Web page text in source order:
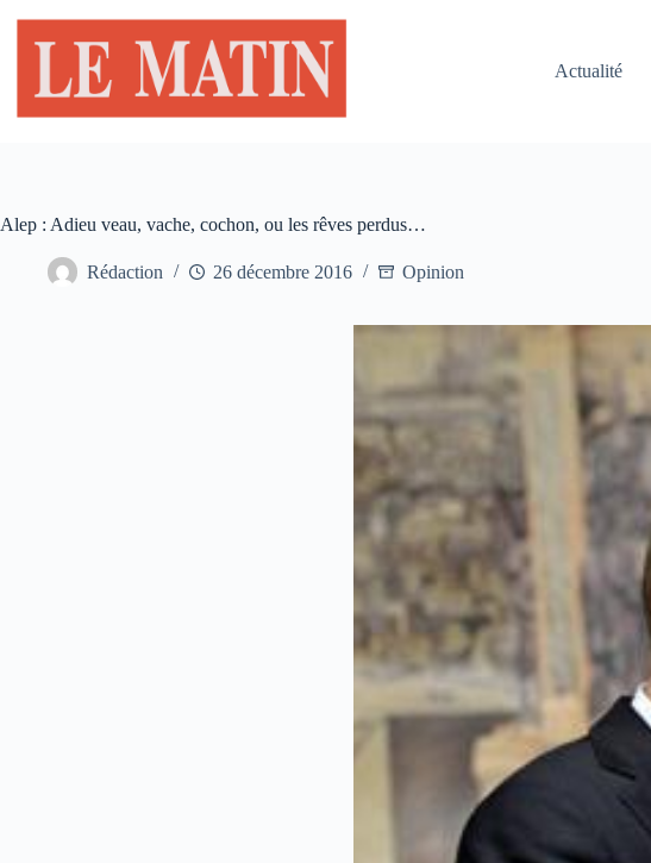
contenu
Actualité
Alep : Adieu veau, vache, cochon, ou les rêves perdus…
Rédaction 26 décembre 2016 Opinion